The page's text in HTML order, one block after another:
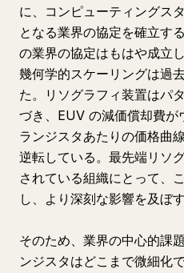
に、コンピューティングス
となる業界の協定を確立す
の業界の協定はもはや成立
幾何学的スケーリングは過
た。リソグラフィ装置はパ
づき、EUV の減価償却費が
ランジスタあたりの価格曲
逆転している。最先端リソ
されている組織にとって、
し、より深刻な影響を及ぼす
そのため、業界の中心的課
ンジスタはどこまで微細化